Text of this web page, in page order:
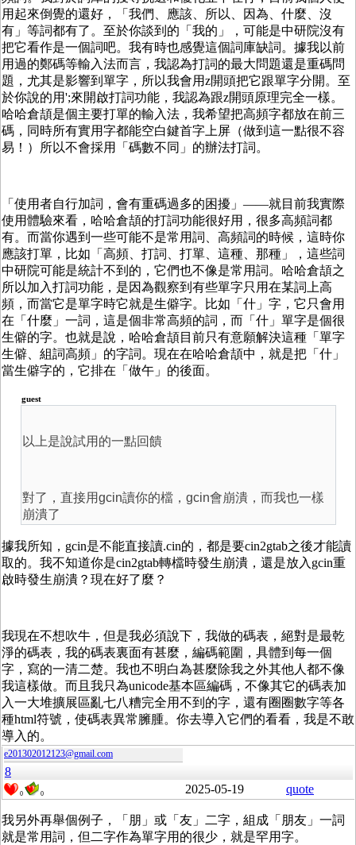
用起來倒覺的還好，「我們、應該、所以、因為、什麼、沒
有」等詞都有了。至於你談到的「我的」，可能是中研院沒有
把它看作是一個詞吧。我有時也感覺這個詞庫缺詞。據我以前
用過的鄭碼等輸入法而言，我認為打詞的最大問題還是重碼問
題，尤其是影響到單字，所以我會用z開頭把它跟單字分開。至
於你說的用';來開啟打詞功能，我認為跟z開頭原理完全一樣。
哈哈倉頡是個主要打單的輸入法，我希望把高頻字都放在前三
碼，同時所有實用字都能空白鍵首字上屏（做到這一點很不容
易！）所以不會採用「碼數不同」的辦法打詞。
「使用者自行加詞，會有重碼過多的困擾」——就目前我實際
使用體驗來看，哈哈倉頡的打詞功能很好用，很多高頻詞都
有。而當你遇到一些可能不是常用詞、高頻詞的時候，這時你
應該打單，比如「高頻、打詞、打單、這種、那種」，這些詞
中研院可能是統計不到的，它們也不像是常用詞。哈哈倉頡之
所以加入打詞功能，是因為觀察到有些單字只用在某詞上高
頻，而當它是單字時它就是生僻字。比如「什」字，它只會用
在「什麼」一詞，這是個非常高頻的詞，而「什」單字是個很
生僻的字。也就是說，哈哈倉頡目前只有意願解決這種「單字
生僻、組詞高頻」的字詞。現在在哈哈倉頡中，就是把「什」
當生僻字的，它排在「做午」的後面。
guest
以上是說試用的一點回饋
對了，直接用gcin讀你的檔，gcin會崩潰，而我也一樣
崩潰了
據我所知，gcin是不能直接讀.cin的，都是要cin2gtab之後才能讀
取的。我不知道你是cin2gtab轉檔時發生崩潰，還是放入gcin重
啟時發生崩潰？現在好了麼？
我現在不想吹牛，但是我必須說下，我做的碼表，絕對是最乾
淨的碼表，我的碼表裏面有甚麼，編碼範圍，具體到每一個
字，寫的一清二楚。我也不明白為甚麼除我之外其他人都不像
我這樣做。而且我只為unicode基本區編碼，不像其它的碼表加
入一大堆擴展區亂七八糟完全用不到的字，還有圈圈數字等各
種html符號，使碼表異常臃腫。你去導入它們的看看，我是不敢
導入的。
e201302012123@gmail.com
8
0 0 2025-05-19 quote
我另外再舉個例子，「朋」或「友」二字，組成「朋友」一詞
就是常用詞，但二字作為單字用的很少，就是罕用字。